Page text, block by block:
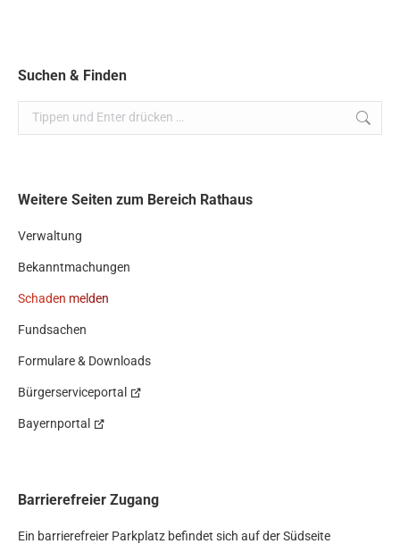
Suchen & Finden
Search:
Weitere Seiten zum Bereich Rathaus
Verwaltung
Bekanntmachungen
Schaden melden
Fundsachen
Formulare & Downloads
Bürgerserviceportal
Bayernportal
Barrierefreier Zugang
Ein barrierefreier Parkplatz befindet sich auf der Südseite